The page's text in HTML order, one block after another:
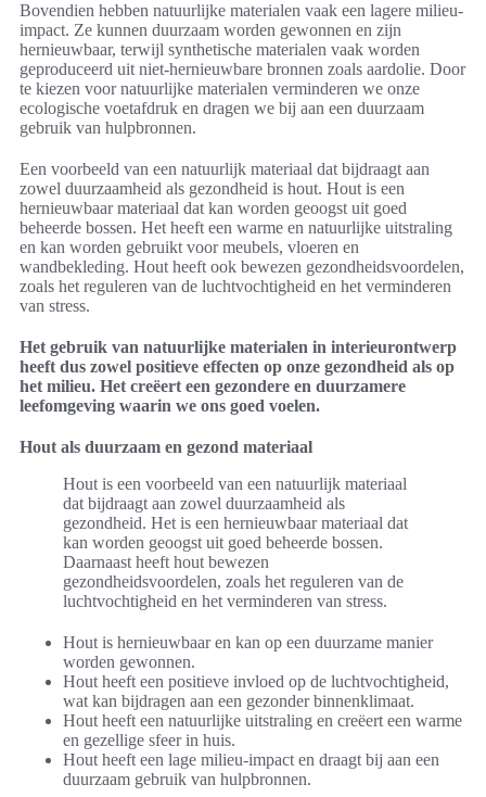
Bovendien hebben natuurlijke materialen vaak een lagere milieu-
impact. Ze kunnen duurzaam worden gewonnen en zijn
hernieuwbaar, terwijl synthetische materialen vaak worden
geproduceerd uit niet-hernieuwbare bronnen zoals aardolie. Door
te kiezen voor natuurlijke materialen verminderen we onze
ecologische voetafdruk en dragen we bij aan een duurzaam
gebruik van hulpbronnen.
Een voorbeeld van een natuurlijk materiaal dat bijdraagt aan
zowel duurzaamheid als gezondheid is hout. Hout is een
hernieuwbaar materiaal dat kan worden geoogst uit goed
beheerde bossen. Het heeft een warme en natuurlijke uitstraling
en kan worden gebruikt voor meubels, vloeren en
wandbekleding. Hout heeft ook bewezen gezondheidsvoordelen,
zoals het reguleren van de luchtvochtigheid en het verminderen
van stress.
Het gebruik van natuurlijke materialen in interieurontwerp
heeft dus zowel positieve effecten op onze gezondheid als op
het milieu. Het creëert een gezondere en duurzamere
leefomgeving waarin we ons goed voelen.
Hout als duurzaam en gezond materiaal
Hout is een voorbeeld van een natuurlijk materiaal
dat bijdraagt aan zowel duurzaamheid als
gezondheid. Het is een hernieuwbaar materiaal dat
kan worden geoogst uit goed beheerde bossen.
Daarnaast heeft hout bewezen
gezondheidsvoordelen, zoals het reguleren van de
luchtvochtigheid en het verminderen van stress.
Hout is hernieuwbaar en kan op een duurzame manier
worden gewonnen.
Hout heeft een positieve invloed op de luchtvochtigheid,
wat kan bijdragen aan een gezonder binnenklimaat.
Hout heeft een natuurlijke uitstraling en creëert een warme
en gezellige sfeer in huis.
Hout heeft een lage milieu-impact en draagt bij aan een
duurzaam gebruik van hulpbronnen.